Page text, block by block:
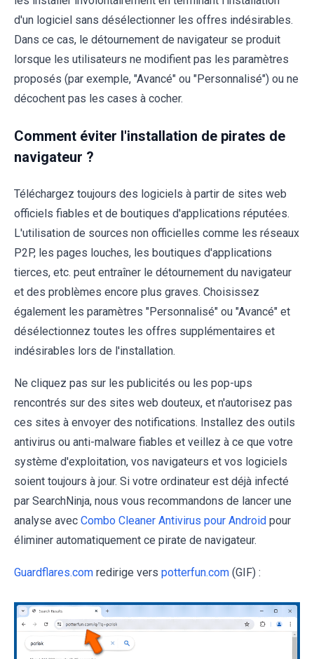
d'un logiciel sans désélectionner les offres indésirables.
Dans ce cas, le détournement de navigateur se produit
lorsque les utilisateurs ne modifient pas les paramètres
proposés (par exemple, "Avancé" ou "Personnalisé") ou ne
décochent pas les cases à cocher.
Comment éviter l'installation de pirates de
navigateur ?
Téléchargez toujours des logiciels à partir de sites web
officiels fiables et de boutiques d'applications réputées.
L'utilisation de sources non officielles comme les réseaux
P2P, les pages louches, les boutiques d'applications
tierces, etc. peut entraîner le détournement du navigateur
et des problèmes encore plus graves. Choisissez
également les paramètres "Personnalisé" ou "Avancé" et
désélectionnez toutes les offres supplémentaires et
indésirables lors de l'installation.
Ne cliquez pas sur les publicités ou les pop-ups
rencontrés sur des sites web douteux, et n'autorisez pas
ces sites à envoyer des notifications. Installez des outils
antivirus ou anti-malware fiables et veillez à ce que votre
système d'exploitation, vos navigateurs et vos logiciels
soient toujours à jour. Si votre ordinateur est déjà infecté
par SearchNinja, nous vous recommandons de lancer une
analyse avec Combo Cleaner Antivirus pour Android pour
éliminer automatiquement ce pirate de navigateur.
Guardflares.com redirige vers potterfun.com (GIF) :